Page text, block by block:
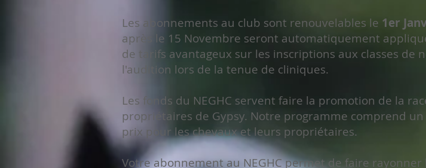
Les abonnements au club sont renouvelables le 1er
après le 15 Novembre seront automatiquement
de tarifs avantageux sur les inscriptions aux classes
l'audition lors de la tenue de cliniques.
Les fonds du NEGHC servent faire la promotion de la
propriétaires de Gypsy. Notre programme comprend
prix pour les chevaux et leurs propriétaires.
Votre abonnement au NEGHC permet de faire